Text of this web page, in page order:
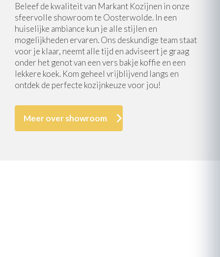
Beleef de kwaliteit van Markant Kozijnen in onze
sfeervolle showroom te Oosterwolde. In een
huiselijke ambiance kun je alle stijlen en
mogelijkheden ervaren. Ons deskundige team staat
voor je klaar, neemt alle tijd en adviseert je graag
onder het genot van een vers bakje koffie en een
lekkere koek. Kom geheel vrijblijvend langs en
ontdek de perfecte kozijnkeuze voor jou!
Meer over showroom